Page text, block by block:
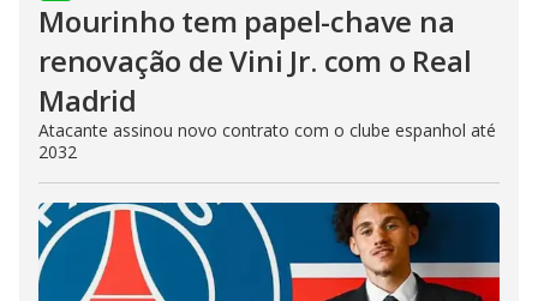
Mourinho tem papel-chave na
renovação de Vini Jr. com o Real
Madrid
Atacante assinou novo contrato com o clube espanhol até
2032